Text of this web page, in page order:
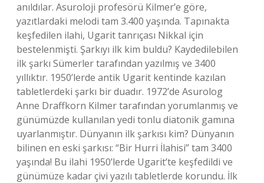
anıldılar. Asuroloji profesörü Kilmer’e göre,
yazıtlardaki melodi tam 3.400 yaşında. Tapınakta
keşfedilen ilahi, Ugarit tanrıçası Nikkal için
bestelenmişti. Şarkıyı ilk kim buldu? Kaydedilebilen
ilk şarkı Sümerler tarafından yazılmış ve 3400
yıllıktır. 1950’lerde antik Ugarit kentinde kazılan
tabletlerdeki şarkı bir duadır. 1972’de Asurolog
Anne Draffkorn Kilmer tarafından yorumlanmış ve
günümüzde kullanılan yedi tonlu diatonik gamına
uyarlanmıştır. Dünyanın ilk şarkısı kim? Dünyanın
bilinen en eski şarkısı: “Bir Hurri İlahisi” tam 3400
yaşında! Bu ilahi 1950’lerde Ugarit’te keşfedildi ve
günümüze kadar çivi yazılı tabletlerde korundu. İlk